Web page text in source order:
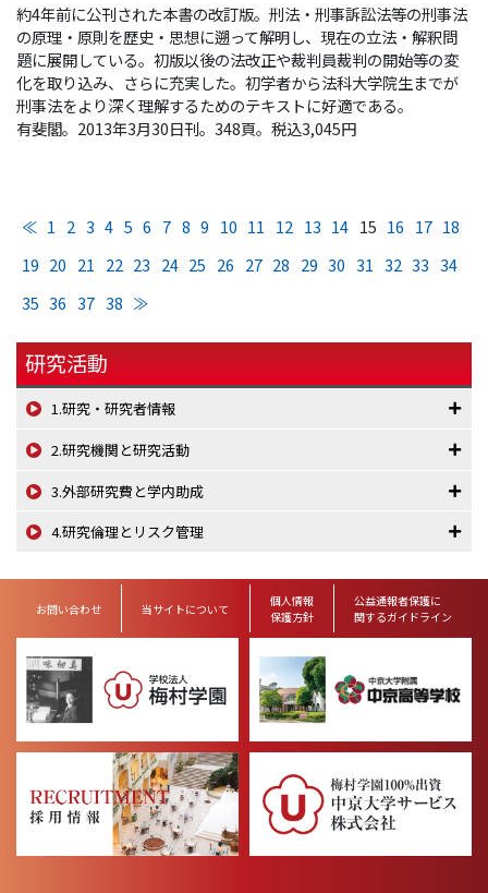
約4年前に公刊された本書の改訂版。刑法・刑事訴訟法等の刑事法
の原理・原則を歴史・思想に遡って解明し、現在の立法・解釈問
題に展開している。初版以後の法改正や裁判員裁判の開始等の変
化を取り込み、さらに充実した。初学者から法科大学院生までが
刑事法をより深く理解するためのテキストに好適である。
有斐閣。2013年3月30日刊。348頁。税込3,045円
≪ 1 2 3 4 5 6 7 8 9 10 11 12 13 14 15 16 17 18
19 20 21 22 23 24 25 26 27 28 29 30 31 32 33 34
35 36 37 38 ≫
研究活動
1.研究・研究者情報
2.研究機関と研究活動
3.外部研究費と学内助成
4.研究倫理とリスク管理
お問い合わせ 当サイトについて
個人情報
保護方針
公益通報者保護に
関するガイドライン